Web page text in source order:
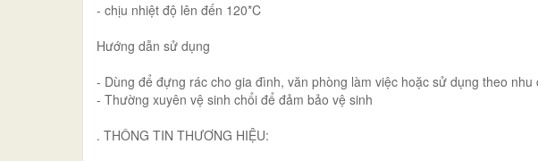
- chịu nhiệt độ lên đến 120*C
Hướng dẫn sử dụng
- Dùng để đựng rác cho gia đình, văn phòng làm việc hoặc sử dụng theo nhu
- Thường xuyên vệ sinh chổi để đảm bảo vệ sinh
. THÔNG TIN THƯƠNG HIỆU: